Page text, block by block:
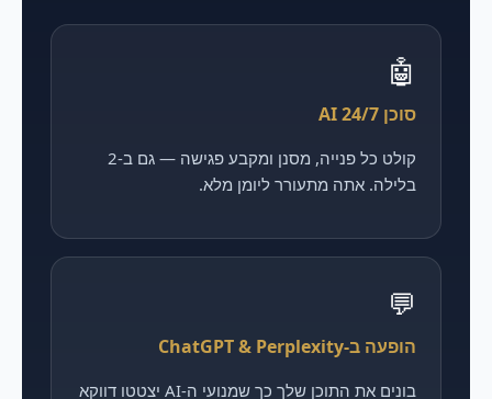
🤖
סוכן AI 24/7
קולט כל פנייה, מסנן ומקבע פגישה — גם ב-2
בלילה. אתה מתעורר ליומן מלא.
💬
הופעה ב-ChatGPT & Perplexity
בונים את התוכן שלך כך שמנועי ה-AI יצטטו דווקא